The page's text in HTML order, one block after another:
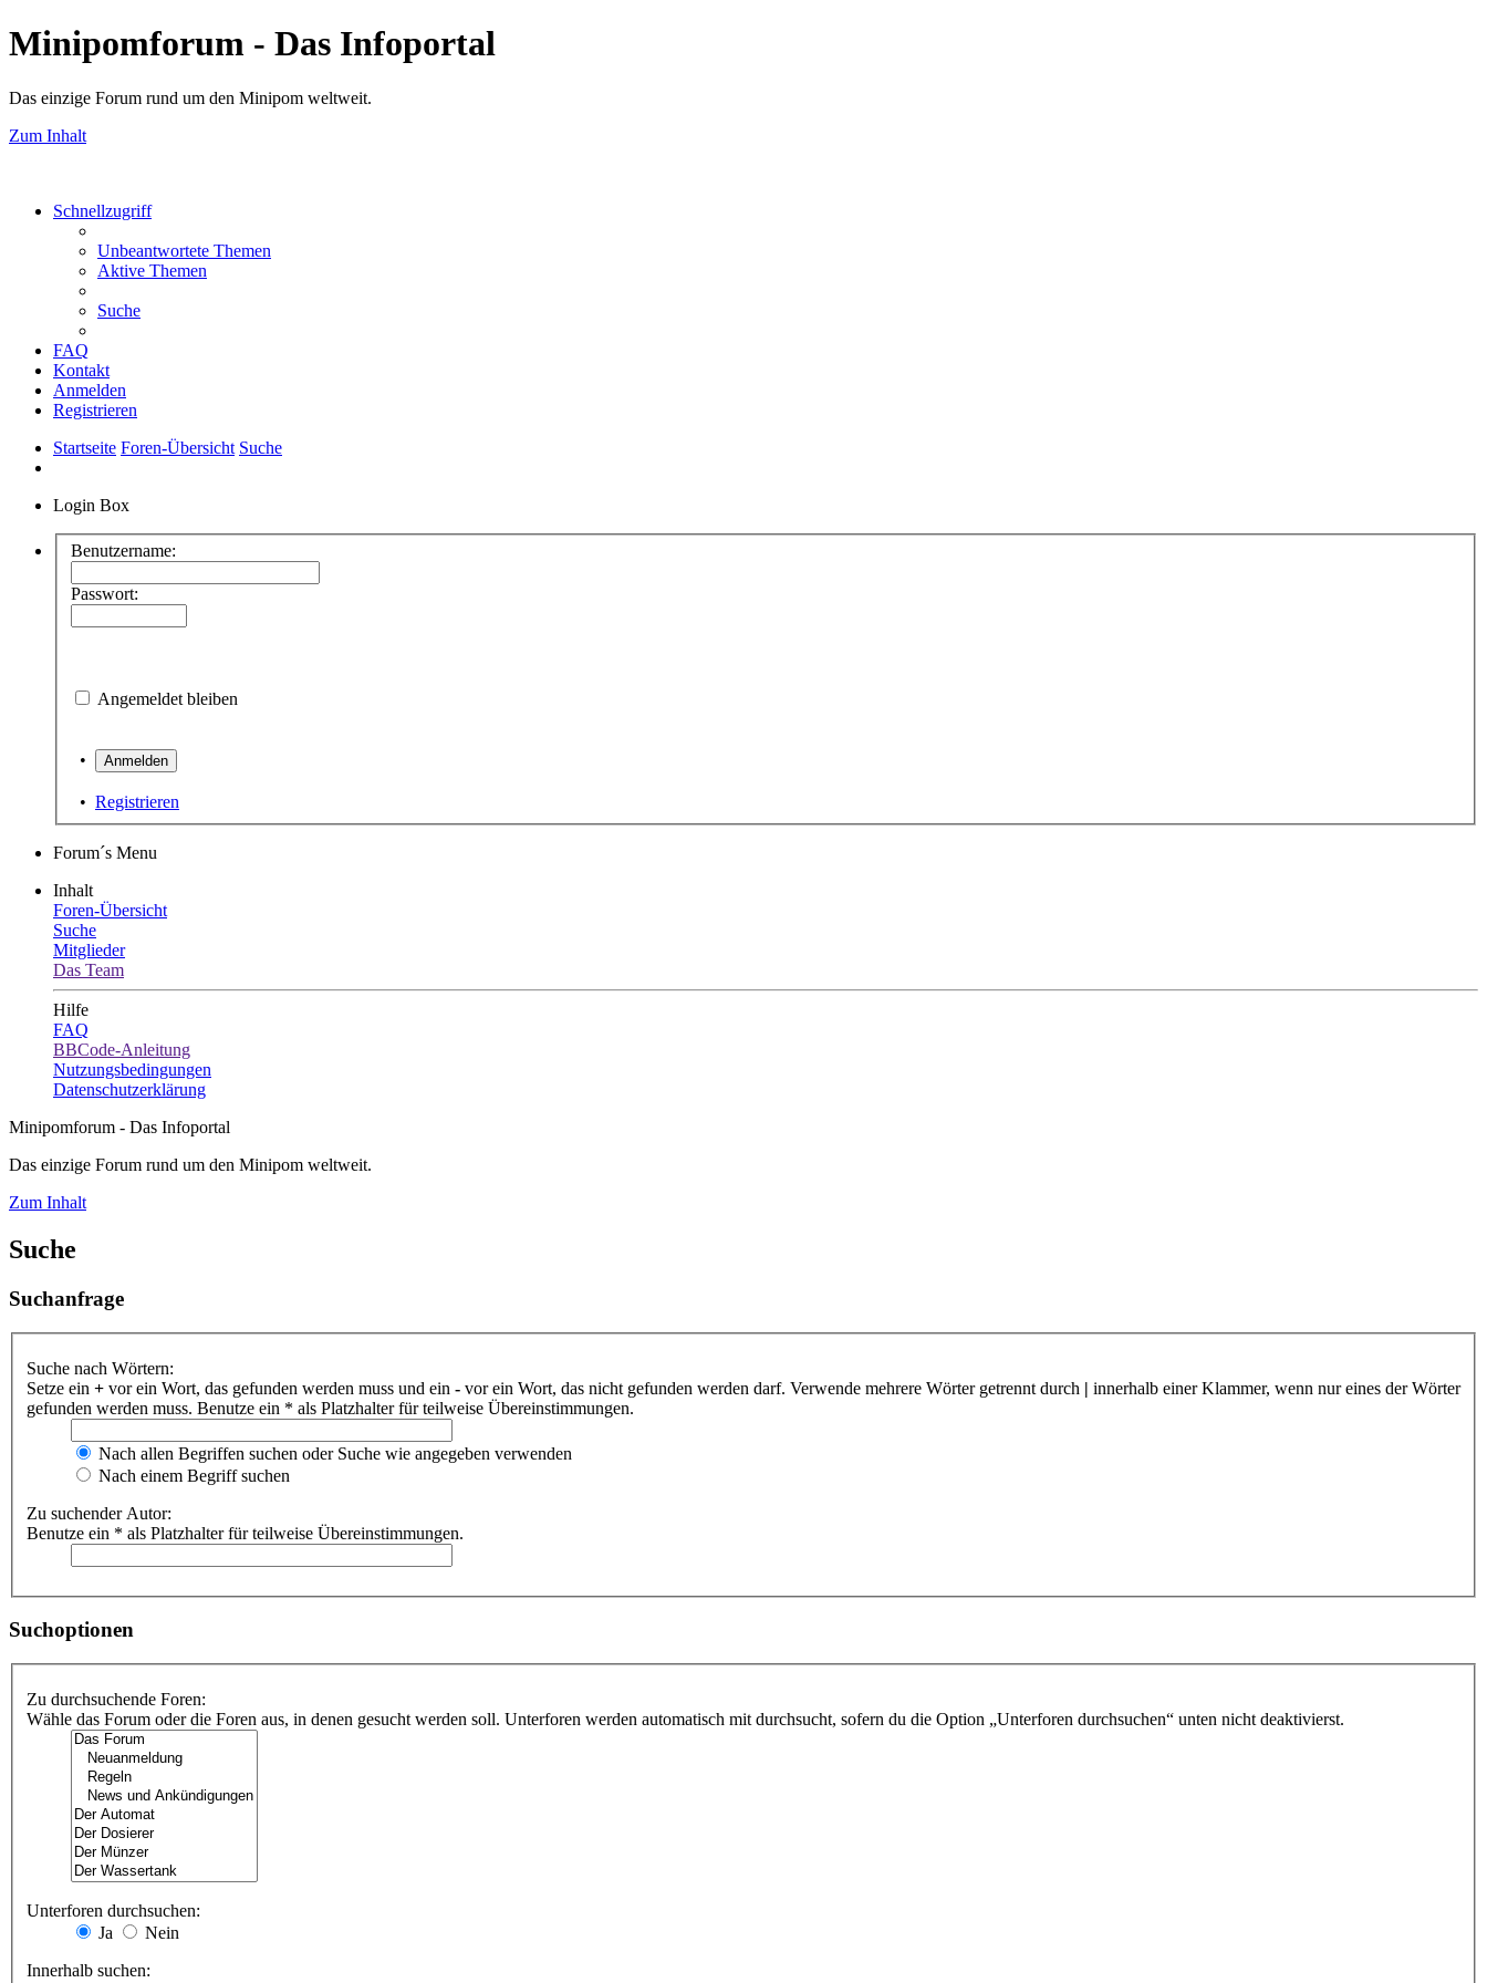
Minipomforum - Das Infoportal
Das einzige Forum rund um den Minipom weltweit.
Zum Inhalt
Schnellzugriff
Unbeantwortete Themen
Aktive Themen
Suche
FAQ
Kontakt
Anmelden
Registrieren
Startseite Foren-Übersicht Suche
Login Box
Benutzername:
Passwort:
Angemeldet bleiben
•
• Registrieren
Forum´s Menu
Inhalt
Foren-Übersicht
Suche
Mitglieder
Das Team
Hilfe
FAQ
BBCode-Anleitung
Nutzungsbedingungen
Datenschutzerklärung
Minipomforum - Das Infoportal
Das einzige Forum rund um den Minipom weltweit.
Zum Inhalt
Suche
Suchanfrage
Suche nach Wörtern:
Setze ein + vor ein Wort, das gefunden werden muss und ein - vor ein Wort, das nicht gefunden werden darf. Verwende mehrere Wörter getrennt durch | innerhalb einer Klammer, wenn nur eines der Wörter
gefunden werden muss. Benutze ein * als Platzhalter für teilweise Übereinstimmungen.
Nach allen Begriffen suchen oder Suche wie angegeben verwenden
Nach einem Begriff suchen
Zu suchender Autor:
Benutze ein * als Platzhalter für teilweise Übereinstimmungen.
Suchoptionen
Zu durchsuchende Foren:
Wähle das Forum oder die Foren aus, in denen gesucht werden soll. Unterforen werden automatisch mit durchsucht, sofern du die Option „Unterforen durchsuchen“ unten nicht deaktivierst.
Unterforen durchsuchen:
Ja
Nein
Innerhalb suchen: